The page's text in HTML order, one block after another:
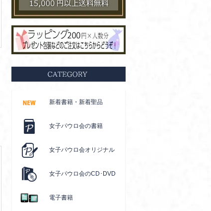
新着書籍・新着聖品
女子パウロ会の書籍
女子パウロ会オリジナル
女子パウロ会のCD･DVD
電子書籍